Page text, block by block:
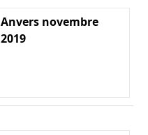
Anvers novembre
2019